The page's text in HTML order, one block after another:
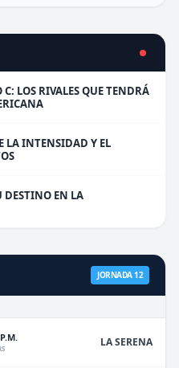
LOS RIVALES QUE TENDRÁ
LA INTENSIDAD Y EL
DESTINO EN LA
JORNADA 12
LA SERENA